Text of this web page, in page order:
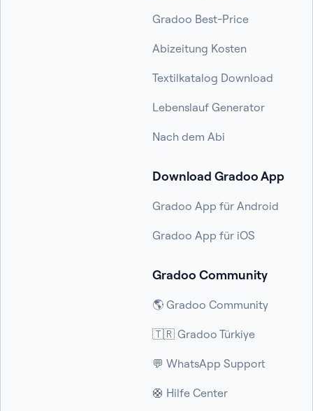
Download Gradoo App
Gradoo App für Android
Gradoo App für iOS
Gradoo Best-Price
Abizeitung Kosten
Textilkatalog Download
Lebenslauf Generator
Nach dem Abi
Gradoo Community
🌎 Gradoo Community
🇹🇷 Gradoo Türkiye
💬 WhatsApp Support
🛟 Hilfe Center